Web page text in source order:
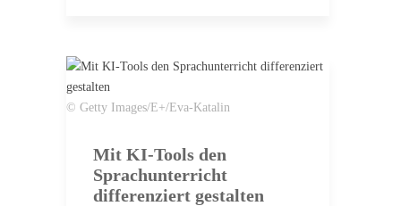
© Getty Images/E+/Eva-Katalin
Mit KI-Tools den
Sprachunterricht
differenziert gestalten